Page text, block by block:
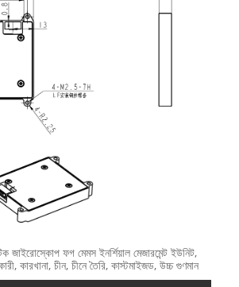
জাইরোস্কোপ ফগ মেমস ইনর্শিয়াল মেজারমেন্ট ইউনিট,
কারখানা, চীন, চীনে তৈরি, কাস্টমাইজড, উচ্চ গুণমান